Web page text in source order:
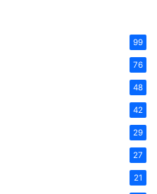
99
76
48
42
29
27
21